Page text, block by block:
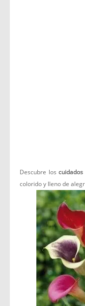
Descubre los
colorido y lleno de